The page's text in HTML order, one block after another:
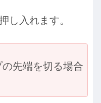
し入れます。
先端を切る場合